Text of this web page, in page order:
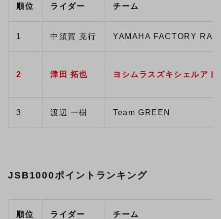
順位 ライダー チーム
1 中須賀 克行 YAMAHA FACTORY
2 津田 拓也 ヨシムラスズキシェルアド
3 渡辺 一樹 Team GREEN
JSB1000ポイントランキング
順位 ライダー チーム